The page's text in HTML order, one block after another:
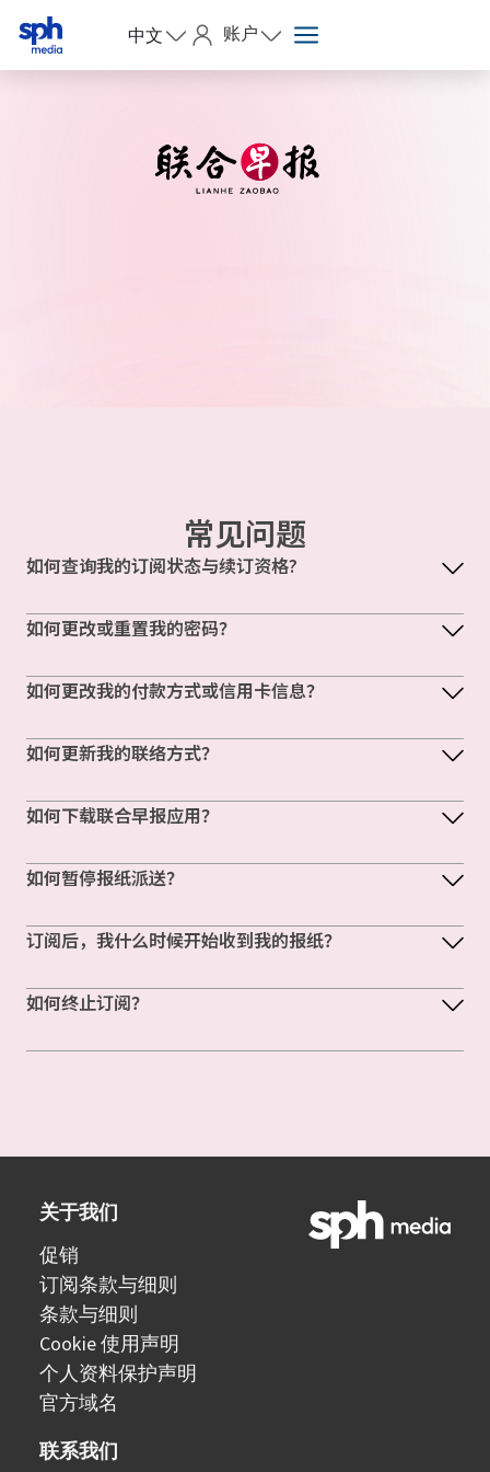
中文 账户
常见问题
如何查询我的订阅状态与续订资格?
如何更改或重置我的密码？
如何更改我的付款方式或信用卡信息？
如何更新我的联络方式？
如何下载联合早报应用？
如何暂停报纸派送？
订阅后，我什么时候开始收到我的报纸？
如何终止订阅？
关于我们
促销
订阅条款与细则
条款与细则
Cookie 使用声明
个人资料保护声明
官方域名
联系我们